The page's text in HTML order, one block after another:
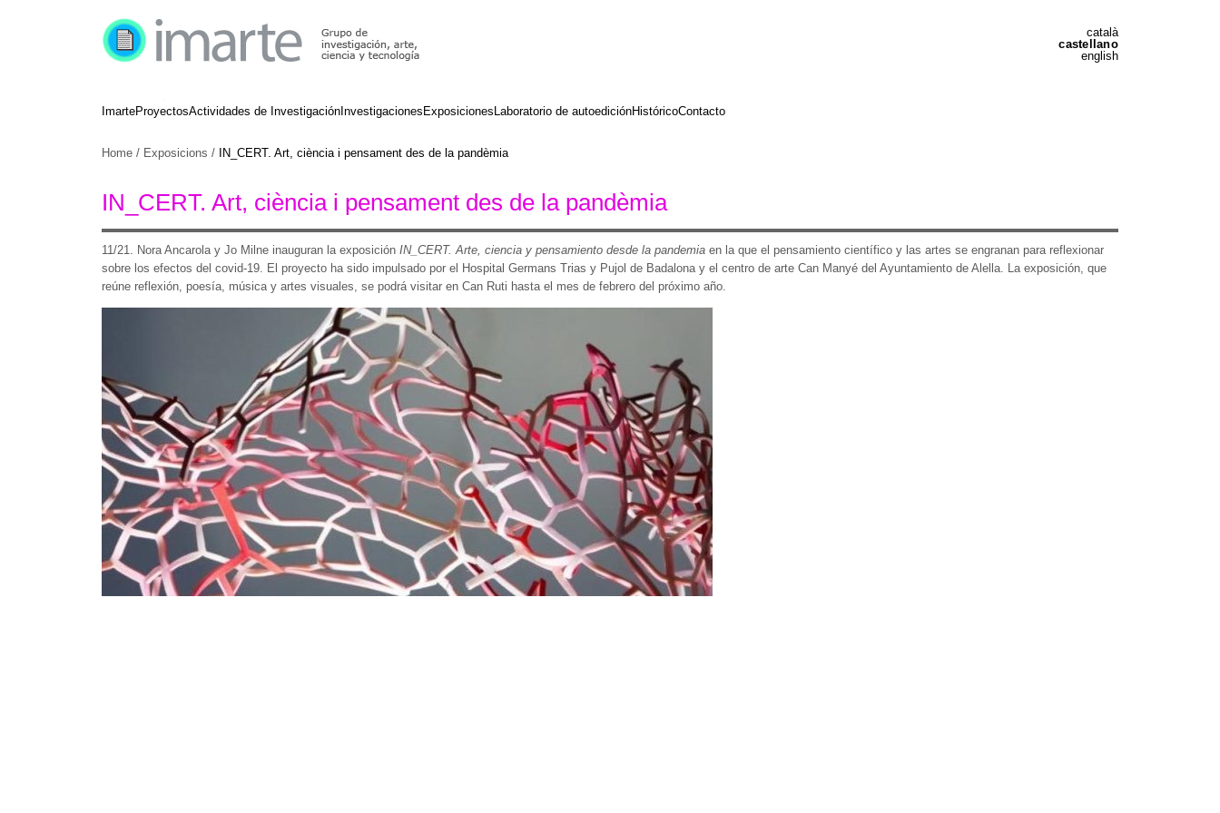
català
castellano
english
ImarteProyectosActividades de Investigación Investigaciones Exposiciones Laboratorio de autoediciónHistóricoContacto
Home / Exposicions / IN_CERT. Art, ciència i pensament des de la pandèmia
IN_CERT. Art, ciència i pensament des de la pandèmia
11/21. Nora Ancarola y Jo Milne inauguran la exposición IN_CERT. Arte, ciencia y pensamiento desde la pandemia en la que el pensamiento científico y las artes se engranan para reflexionar
sobre los efectos del covid-19. El proyecto ha sido impulsado por el Hospital Germans Trias y Pujol de Badalona y el centro de arte Can Manyé del Ayuntamiento de Alella. La exposición, que
reúne reflexión, poesía, música y artes visuales, se podrá visitar en Can Ruti hasta el mes de febrero del próximo año.